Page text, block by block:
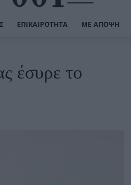
ΕΠΙΚΑΙΡΌΤΗΤΑ ΜΕ ΆΠΟΨΗ
έσυρε το